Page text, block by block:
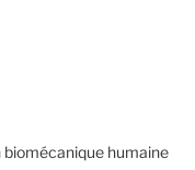
humaine